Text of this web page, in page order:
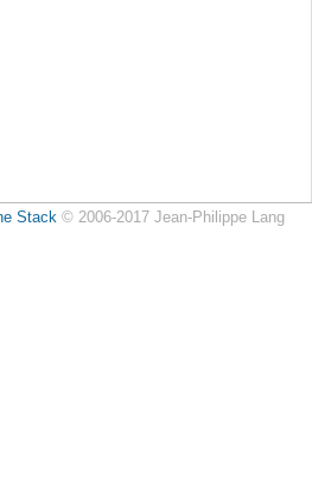
Stack© 2006-2017 Jean-Philippe Lang